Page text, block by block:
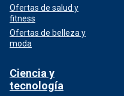
Ofertas de salud y
fitness
Ofertas de belleza y
moda
Ciencia y
tecnología